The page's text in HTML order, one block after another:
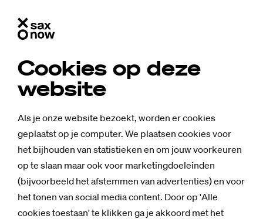
Cookies op deze
website
Als je onze website bezoekt, worden er cookies
geplaatst op je computer. We plaatsen cookies voor
het bijhouden van statistieken en om jouw voorkeuren
op te slaan maar ook voor marketingdoeleinden
(bijvoorbeeld het afstemmen van advertenties) en voor
het tonen van social media content. Door op 'Alle
cookies toestaan' te klikken ga je akkoord met het